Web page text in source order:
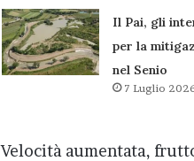
Il Pai, gli
per la
nel Senio
7 Luglio
Velocità aumentata,